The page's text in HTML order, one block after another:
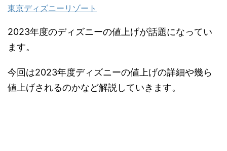
東京ディズニーリゾート
2023年度のディズニーの値上げが話題になってい
ます。
今回は2023年度ディズニーの値上げの詳細や幾ら
値上げされるのかなど解説していきます。